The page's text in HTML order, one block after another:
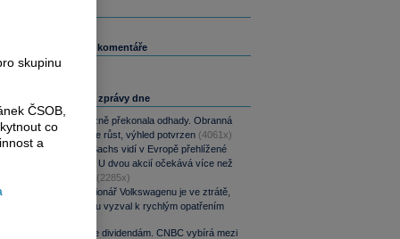
Související komentáře
Nejčtenější zprávy dne
CSG výrazně překonala odhady. Obranná
divize táhne růst, výhled potvrzen (4061x)
Goldman Sachs vidí v Evropě přehlížené
příležitosti. U dvou akcií očekává více než
(2285x)
Hlavní akcionář Volkswagenu je ve ztrátě,
automobilku vyzval k rychlým opatřením
Srpen přeje dividendám. CNBC vybírá mezi
skupinu
ČSOB,
co
a